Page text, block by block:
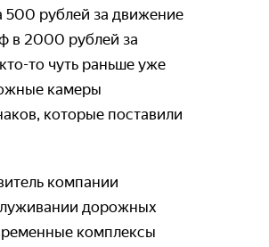
500 рублей за движение
в 2000 рублей за
то чуть раньше уже
камеры
которые поставили
компании
дорожных
комплексы